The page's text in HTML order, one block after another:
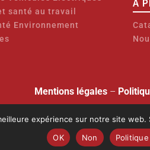
santé au travail
Environnement
À
Mentions légales–
d’activité :28 76 06137 76(auprès
de l’État. La certification Qualiopi
expérience sur notre site
OK
Non